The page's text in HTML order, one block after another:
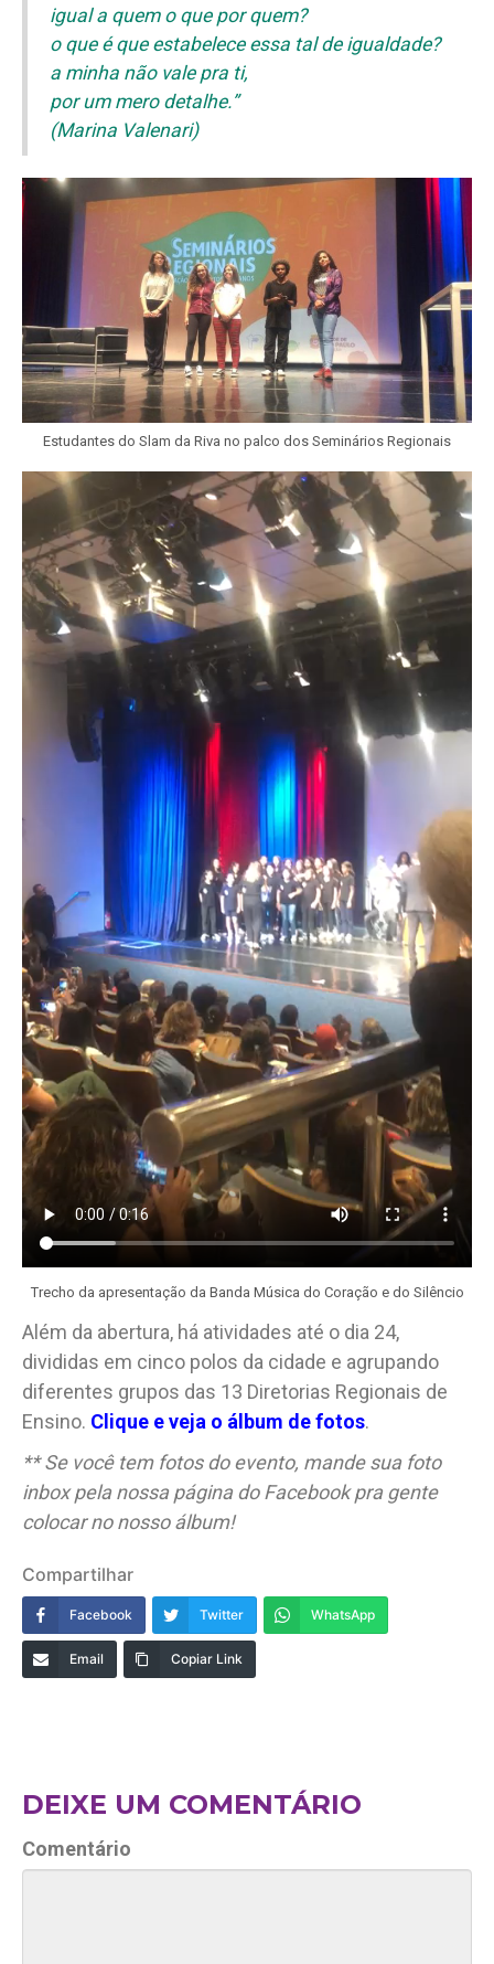
igual a quem o que por quem?
o que é que estabelece essa tal de igualdade?
a minha não vale pra ti,
por um mero detalhe.”
(Marina Valenari)
Estudantes do Slam da Riva no palco dos Seminários Regionais
Trecho da apresentação da Banda Música do Coração e do Silêncio
Além da abertura, há atividades até o dia 24,
divididas em cinco polos da cidade e agrupando
diferentes grupos das 13 Diretorias Regionais de
Ensino. Clique e veja o álbum de fotos.
** Se você tem fotos do evento, mande sua foto
inbox pela nossa página do Facebook pra gente
colocar no nosso álbum!
Compartilhar
Facebook Twitter WhatsApp
Email Copiar Link
DEIXE UM COMENTÁRIO
Comentário